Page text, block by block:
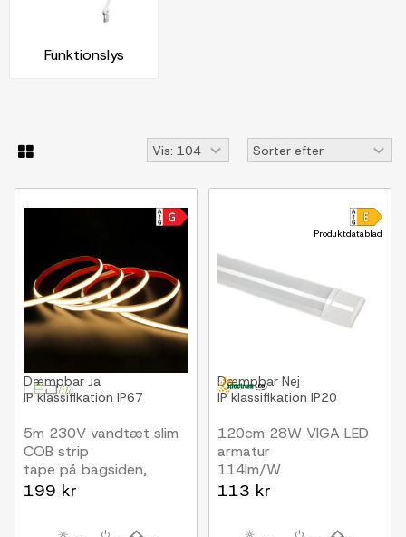
Funktionslys
Dæmpbar Ja
IP klassifikation IP67
5m 230V vandtæt slim
COB strip
tape på bagsiden,
9W/m, IP67, 296 LED/m,
199 kr
Produktdatablad
Dæmpbar Nej
IP klassifikation IP20
120cm 28W VIGA LED
armatur
114lm/W
113 kr